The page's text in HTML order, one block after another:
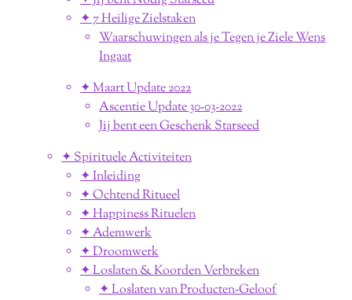
✦ 7 Heilige Zielstaken
Waarschuwingen als je Tegen je Ziele Wens
Ingaat
✦ Maart Update 2022
Ascentie Update 30-03-2022
Jij bent een Geschenk Starseed
✦ Spirituele Activiteiten
✦ Inleiding
✦ Ochtend Ritueel
✦ Happiness Rituelen
✦ Ademwerk
✦ Droomwerk
✦ Loslaten & Koorden Verbreken
✦ Loslaten van Producten-Geloof